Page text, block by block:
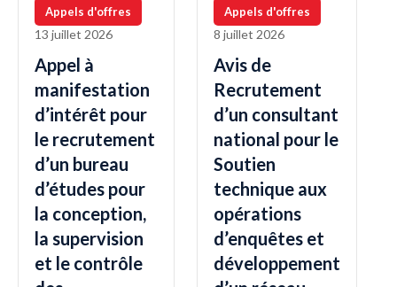
Appels d'offres
13 juillet 2026
Appel à
manifestation
d’intérêt pour
le recrutement
d’un bureau
d’études pour
la conception,
la supervision
et le contrôle
Appels d'offres
8 juillet 2026
Avis de
Recrutement
d’un consultant
national pour le
Soutien
technique aux
opérations
d’enquêtes et
développement